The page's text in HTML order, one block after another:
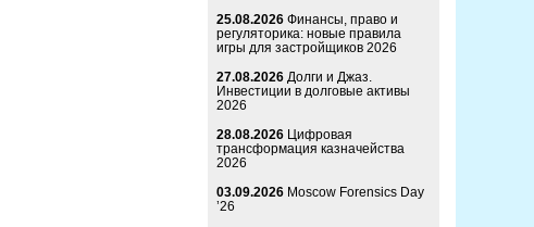
25.08.2026 Финансы, право и
регуляторика: новые правила
игры для застройщиков 2026
27.08.2026 Долги и Джаз.
Инвестиции в долговые активы
2026
28.08.2026 Цифровая
трансформация казначейства
2026
03.09.2026 Moscow Forensics Day
’26